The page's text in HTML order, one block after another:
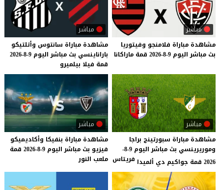
مباشر
مشاهدة مباراة فلامنجو وفيتوريا
بث مباشر اليوم 9-8-2026 قمة ماراكانا
مباشر
مشاهدة مباراة سانتوس وأتلتيكو
باراناينسي بث مباشر اليوم 9-8-2026
قمة فيلا بيلميرو
مباشر
مشاهدة مباراة سبورتينج براجا
وموريرينسي بث مباشر اليوم 9-8-
2026 قمة جواكيم دي ألميدا
فريتاس
مباشر
مشاهدة مباراة بنفيكا وأكاديميكو
فيزيو بث مباشر اليوم 9-8-2026
قمة
ملعب النور